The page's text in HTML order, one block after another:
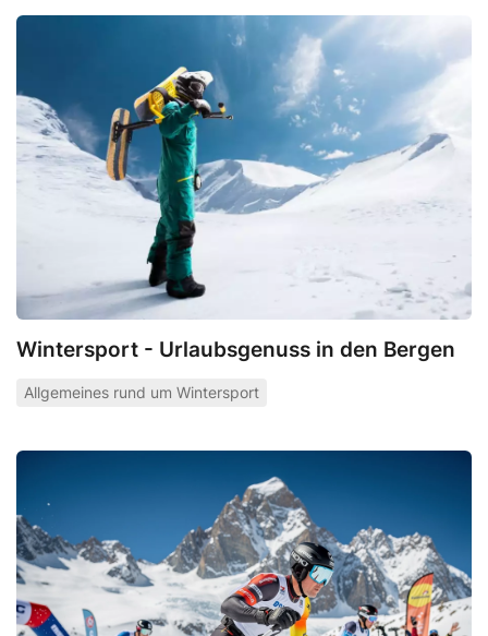
Wintersport - Urlaubsgenuss in den Bergen
Allgemeines rund um Wintersport